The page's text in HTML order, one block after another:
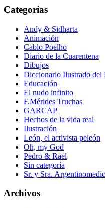
Categorías
Andy & Sidharta
Animación
Cablo Poelho
Diario de la Cuarentena
Dibujos
Diccionario Ilustrado del
Educación
El nudo infinito
F.Mérides Truchas
GARCAP
Hechos de la vida real
Ilustración
León, el activista peleón
Oh, my God
Pedro & Rael
Sin categoría
Sr. y Sra.
Archivos